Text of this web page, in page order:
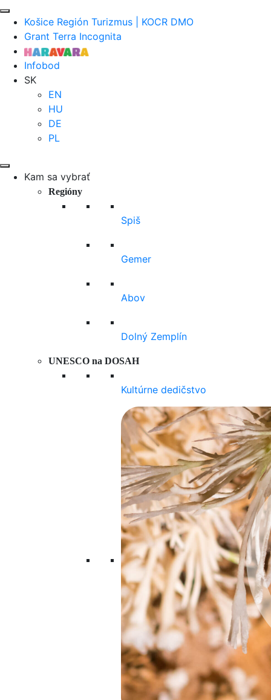
Košice Región Turizmus | KOCR DMO
Grant Terra Incognita
Infobod
SK
EN
HU
DE
PL
Kam sa vybrať
Regióny
Spiš
Gemer
Abov
Dolný Zemplín
UNESCO na DOSAH
Kultúrne dedičstvo